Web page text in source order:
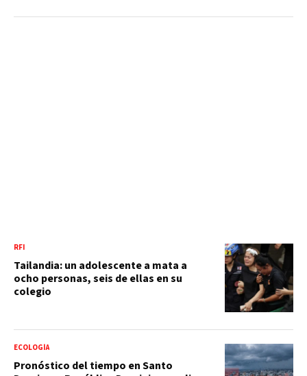
RFI
Tailandia: un adolescente a mata a
ocho personas, seis de ellas en su
colegio
ECOLOGÍA
Pronóstico del tiempo en Santo